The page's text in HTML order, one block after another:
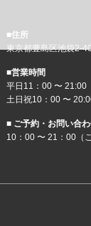
■住所
東京都豊島区池袋2-
■営業時間
平日11：00 〜 21:00
土日祝10：00 〜
■ ご予約・お問い合
10：00 〜 21：00（